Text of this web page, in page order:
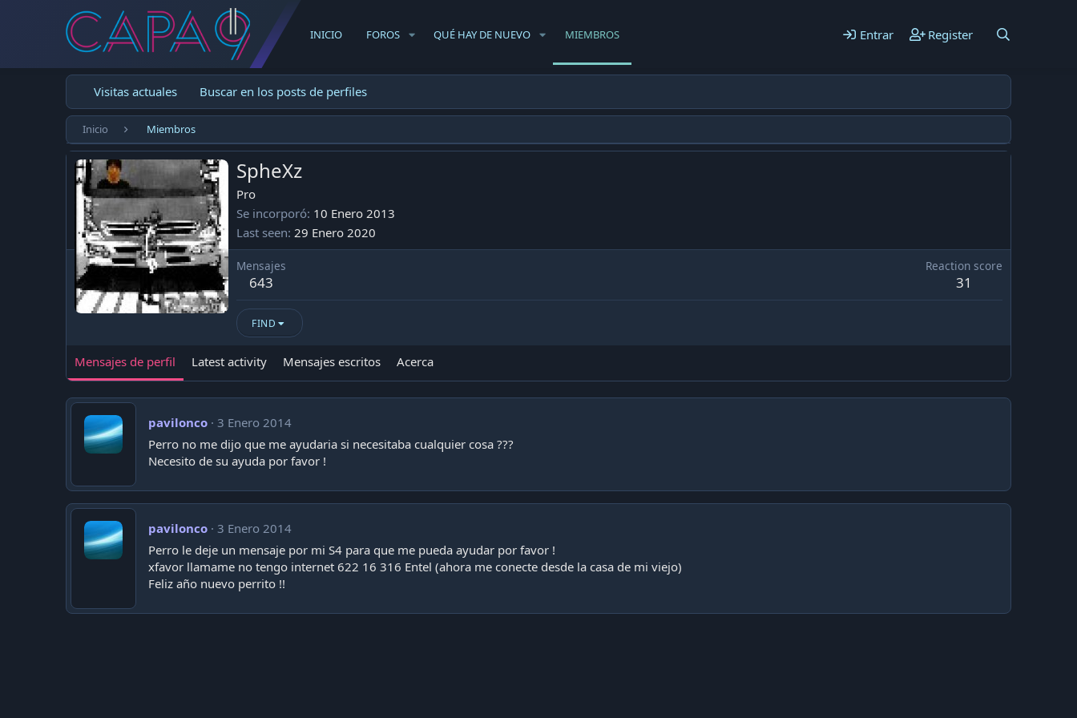
INICIO FOROS QUÉ HAY DE NUEVO MIEMBROS Entrar Register
Visitas actuales Buscar en los posts de perfiles
Inicio Miembros
SpheXz
Pro
Se incorporó 10 Enero 2013
Last seen 29 Enero 2020
Mensajes
643
Reaction score
31
FIND
Mensajes de perfil Latest activity Mensajes escritos Acerca
pavilonco 3 Enero 2014
Perro no me dijo que me ayudaria si necesitaba cualquier cosa ???
Necesito de su ayuda por favor !
pavilonco 3 Enero 2014
Perro le deje un mensaje por mi S4 para que me pueda ayudar por favor !
xfavor llamame no tengo internet 622 16 316 Entel (ahora me conecte desde la casa de mi viejo)
Feliz año nuevo perrito !!